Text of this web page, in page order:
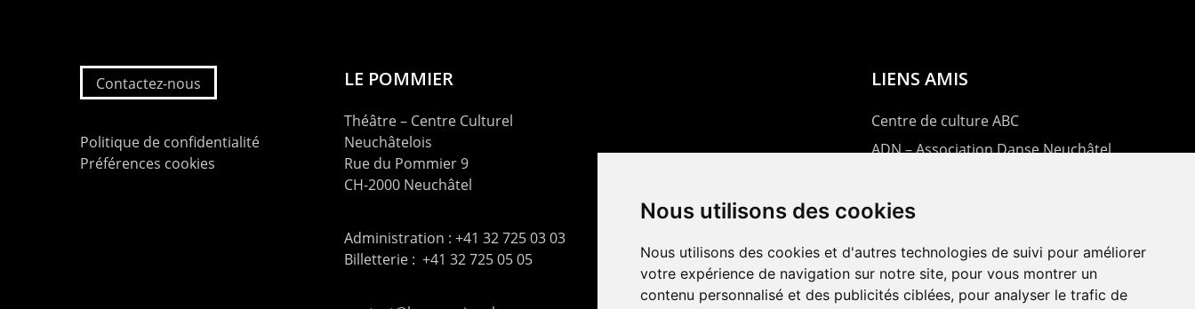
Nous utilisons des cookies
Nous utilisons des cookies et d'autres technologies de suivi pour améliorer
votre expérience de navigation sur notre site, pour vous montrer un
contenu personnalisé et des publicités ciblées, pour analyser le trafic de
Contactez-nous
Politique de confidentialité
Préférences cookies
LE POMMIER
Théâtre – Centre Culturel
Neuchâtelois
Rue du Pommier 9
CH-2000 Neuchâtel
Administration : +41 32 725 03 03
Billetterie : +41 32 725 05 05
LIENS AMIS
Centre de culture ABC
ADN – Association Danse Neuchâtel